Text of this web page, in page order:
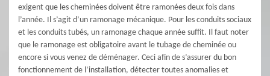
exigent que les cheminées doivent être ramonées deux fois dans
l’année. Il s’agit d’un ramonage mécanique. Pour les conduits sociaux
et les conduits tubés, un ramonage chaque année suffit. Il faut noter
que le ramonage est obligatoire avant le tubage de cheminée ou
encore si vous venez de déménager. Ceci afin de s’assurer du bon
fonctionnement de l’installation, détecter toutes anomalies et